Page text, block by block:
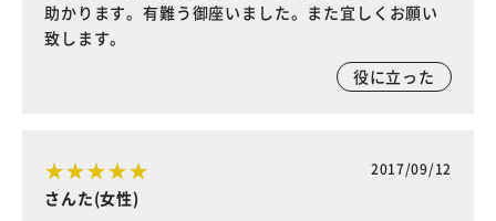
助かります。有難う御座いました。また宜しくお願い
致します。
役に立った
2017/09/12
さんた(女性)